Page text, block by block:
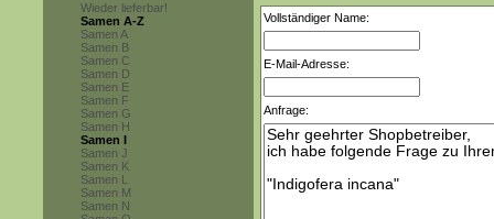
Wieder lieferbar!
Samen A-Z
Samen A
Samen B
Samen C
Samen D
Samen E
Samen F
Samen G
Samen H
Samen I
Samen J
Samen K
Samen L
Samen M
Samen N
Vollständiger Name:
E-Mail-Adresse:
Anfrage: